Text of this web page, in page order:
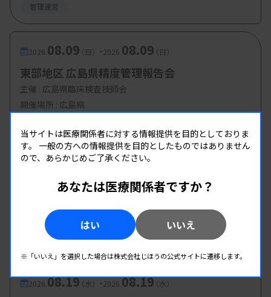
管理運営
2026. 08.09（日） -2026. 08.09（日）
東部地区 広島県精度管理報告会
主催 : 広島県臨床検査技師会
開催場所 : 広島県
08.17 - 08.17
多職種公開講座 手話講習会2026
開催場所 : 大阪府
管理運営
2026. 08.19（水） -2026. 08.19（水）
当サイトは医療関係者に対する情報提供を目的としておりま
す。 一般の方への情報提供を目的としたものではありません
ので、あらかじめご了承ください。
あなたは医療関係者ですか？
はい いいえ
※「いいえ」を選択した場合は株式会社じほうの公式サイトに遷移します。